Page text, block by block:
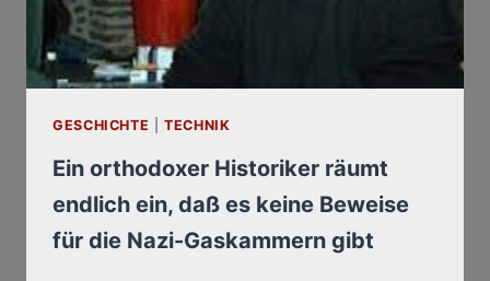
GAS
CHAMBERS
GESCHICHTE |TECHNIK
Ein orthodoxer Historiker räumt
endlich ein, daß es keine Beweise
für die Nazi-Gaskammern gibt